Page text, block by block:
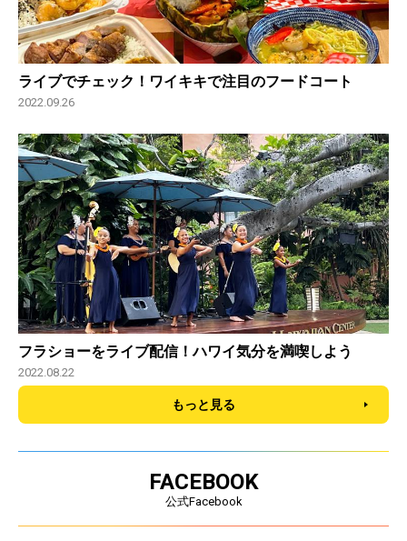
ライブでチェック！ワイキキで注目のフードコート
2022.09.26
フラショーをライブ配信！ハワイ気分を満喫しよう
2022.08.22
もっと見る
FACEBOOK
公式Facebook